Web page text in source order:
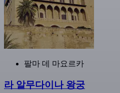
팔마 데 마요르카
라 알무다이나 왕궁